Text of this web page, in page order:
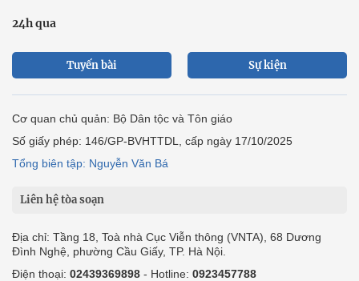
24h qua
Tuyến bài Sự kiện
Cơ quan chủ quản: Bộ Dân tộc và Tôn giáo
Số giấy phép: 146/GP-BVHTTDL, cấp ngày 17/10/2025
Tổng biên tập: Nguyễn Văn Bá
Liên hệ tòa soạn
Địa chỉ: Tầng 18, Toà nhà Cục Viễn thông (VNTA), 68 Dương
Đình Nghệ, phường Cầu Giấy, TP. Hà Nội.
Điện thoại: 02439369898 - Hotline: 0923457788